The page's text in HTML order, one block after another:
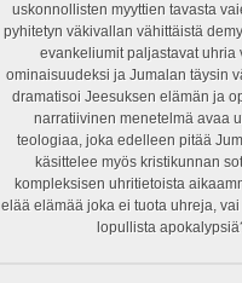
uskonnollisten myyttien tavasta
pyhitetyn väkivallan vähittäistä
evankeliumit paljastavat uhria
ominaisuudeksi ja Jumalan täysin
dramatisoi Jeesuksen elämän ja
narratiivinen menetelmä avaa
teologiaa, joka edelleen pitää
käsittelee myös kristikunnan
kompleksisen uhritietoista
elää elämää joka ei tuota uhreja,
lopullista